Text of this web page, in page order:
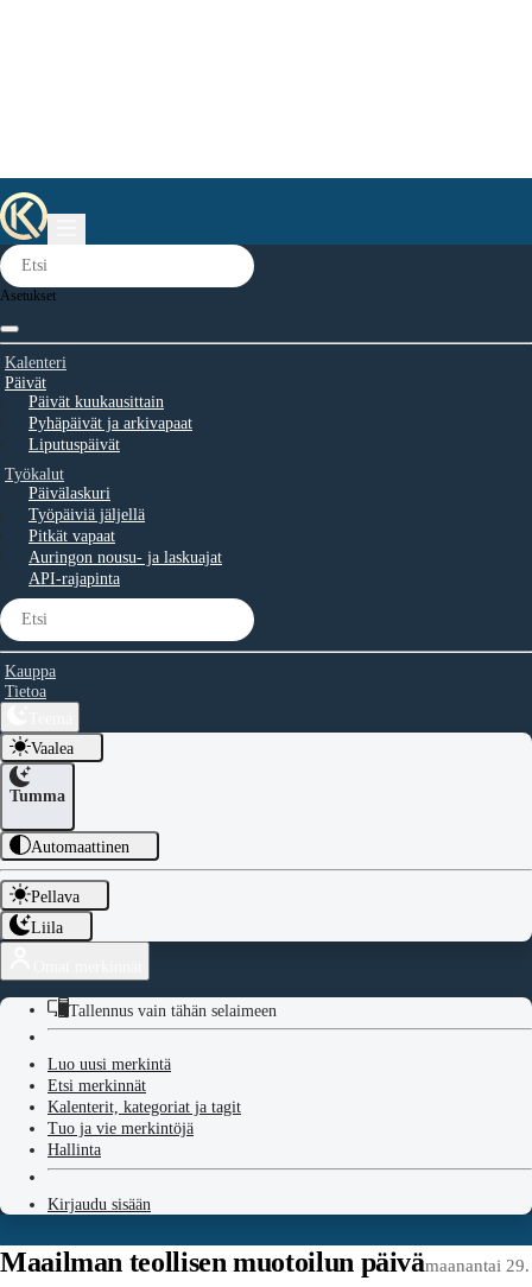
Asetukset
Kalenteri
Päivät
Päivät kuukausittain
Pyhäpäivät ja arkivapaat
Liputuspäivät
Työkalut
Päivälaskuri
Työpäiviä jäljellä
Pitkät vapaat
Auringon nousu- ja laskuajat
API-rajapinta
Kauppa
Tietoa
Vaalea
Tumma
Automaattinen
Pellava
Liila
Tallennus vain tähän selaimeen
Luo uusi merkintä
Etsi merkinnät
Kalenterit, kategoriat ja tagit
Tuo ja vie merkintöjä
Hallinta
Kirjaudu sisään
Maailman teollisen muotoilun päivämaanantai 29.